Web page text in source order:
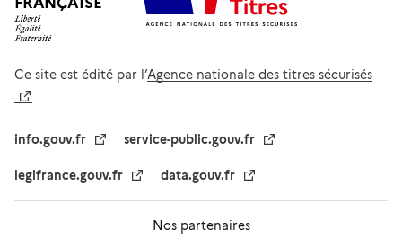
Ce site est édité par l’Agence nationale des titres sécurisés
info.gouv.fr service-public.gouv.fr
legifrance.gouv.fr data.gouv.fr
Nos partenaires